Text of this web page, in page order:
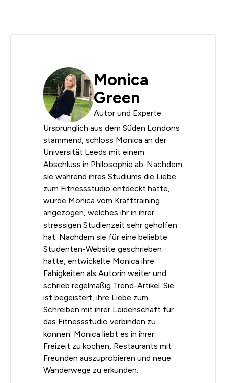
Monica
Green
Autor und Experte
Ursprünglich aus dem Süden Londons
stammend, schloss Monica an der
Universität Leeds mit einem
Abschluss in Philosophie ab. Nachdem
sie während ihres Studiums die Liebe
zum Fitnessstudio entdeckt hatte,
wurde Monica vom Krafttraining
angezogen, welches ihr in ihrer
stressigen Studienzeit sehr geholfen
hat. Nachdem sie für eine beliebte
Studenten-Website geschrieben
hatte, entwickelte Monica ihre
Fähigkeiten als Autorin weiter und
schrieb regelmäßig Trend-Artikel. Sie
ist begeistert, ihre Liebe zum
Schreiben mit ihrer Leidenschaft für
das Fitnessstudio verbinden zu
können. Monica liebt es in ihrer
Freizeit zu kochen, Restaurants mit
Freunden auszuprobieren und neue
Wanderwege zu erkunden.